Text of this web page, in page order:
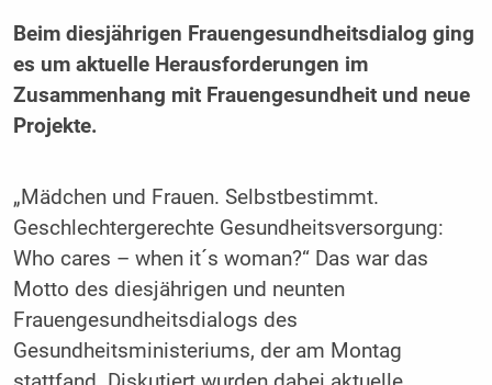
Beim diesjährigen Frauengesundheitsdialog ging
es um aktuelle Herausforderungen im
Zusammenhang mit Frauengesundheit und neue
Projekte.
„Mädchen und Frauen. Selbstbestimmt.
Geschlechtergerechte Gesundheitsversorgung:
Who cares – when it´s woman?“ Das war das
Motto des diesjährigen und neunten
Frauengesundheitsdialogs des
Gesundheitsministeriums, der am Montag